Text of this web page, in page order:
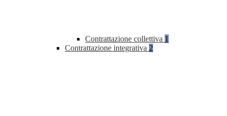
Contrattazione collettiva 1
Contrattazione integrativa 2